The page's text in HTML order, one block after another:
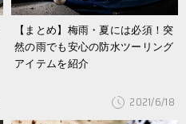
【まとめ】梅雨・夏には必須！突
然の雨でも安心の防水ツーリング
アイテムを紹介
2021/6/18